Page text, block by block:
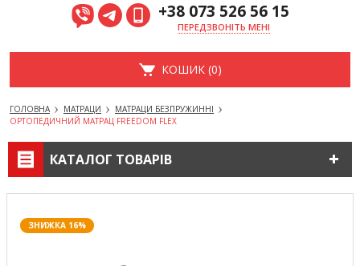
+38 073 526 56 15
ПЕРЕДЗВОНІТЬ МЕНІ
КОШИК (0)
ГОЛОВНА МАТРАЦИ
МАТРАЦИ БЕЗПРУЖИННІ
ОРТОПЕДИЧНИЙ МАТРАЦ FREEDOM FLEX
КАТАЛОГ ТОВАРІВ
ЗНИЖКА 16%